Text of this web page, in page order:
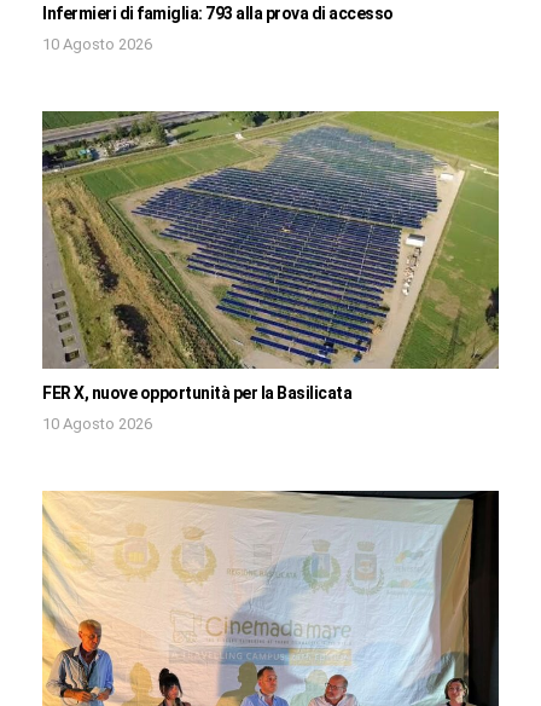
Infermieri di famiglia: 793 alla prova di accesso
10 Agosto 2026
FER X, nuove opportunità per la Basilicata
10 Agosto 2026